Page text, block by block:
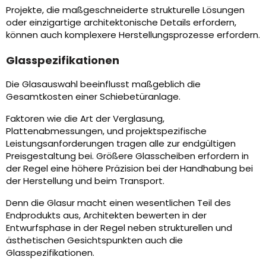
Projekte, die maßgeschneiderte strukturelle Lösungen
oder einzigartige architektonische Details erfordern,
können auch komplexere Herstellungsprozesse erfordern.
Glasspezifikationen
Die Glasauswahl beeinflusst maßgeblich die
Gesamtkosten einer Schiebetüranlage.
Faktoren wie die Art der Verglasung,
Plattenabmessungen, und projektspezifische
Leistungsanforderungen tragen alle zur endgültigen
Preisgestaltung bei. Größere Glasscheiben erfordern in
der Regel eine höhere Präzision bei der Handhabung bei
der Herstellung und beim Transport.
Denn die Glasur macht einen wesentlichen Teil des
Endprodukts aus, Architekten bewerten in der
Entwurfsphase in der Regel neben strukturellen und
ästhetischen Gesichtspunkten auch die
Glasspezifikationen.